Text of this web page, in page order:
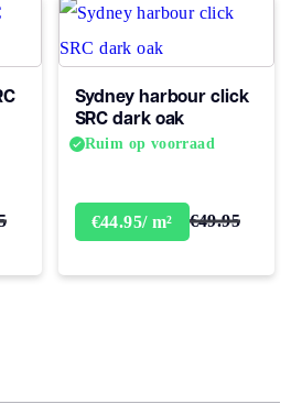
Sydney harbour click
SRC dark oak
Ruim op voorraad
€44.95/ m² €49.95